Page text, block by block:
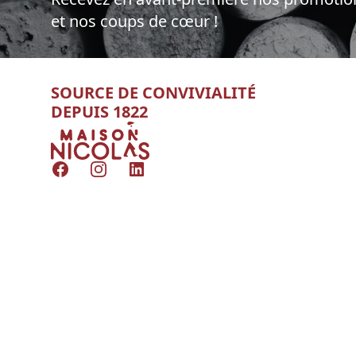
et nos coups de cœur !
SOURCE DE CONVIVIALITÉ
DEPUIS 1822
Nicolas
FacebookInstagramLinkedIn